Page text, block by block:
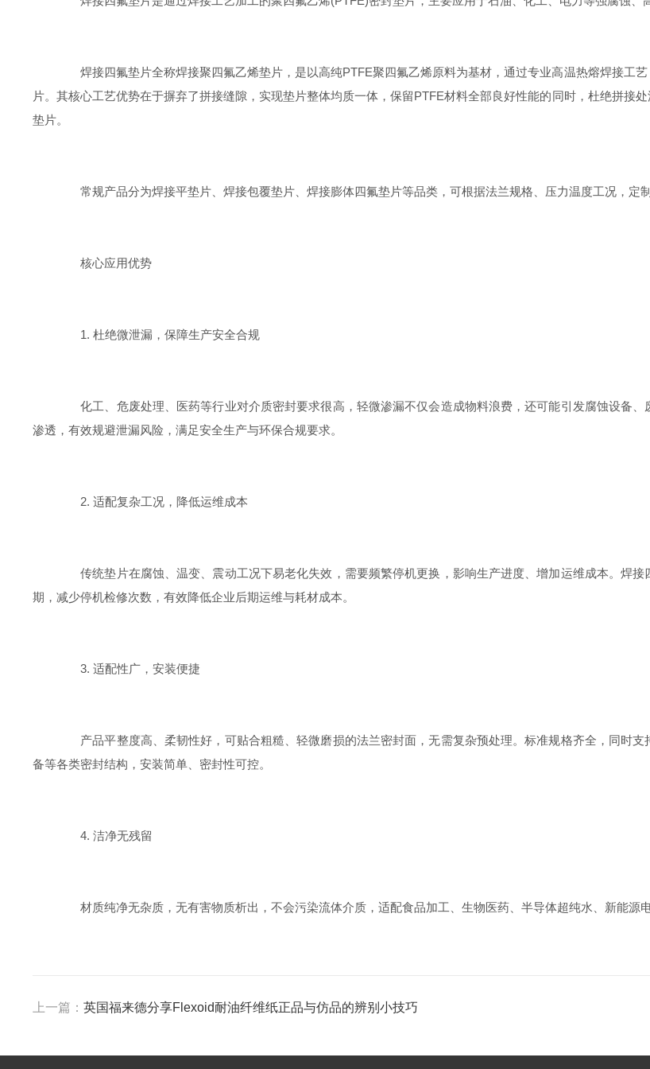
焊接四氟垫片全称焊接聚四氟乙烯垫片，是以高纯PTFE聚四氟乙烯原料为基材，通过专业高温热熔焊接工
片。其核心工艺优势在于摒弃了拼接缝隙，实现垫片整体均质一体，保留PTFE材料全部良好性能的同时，杜绝拼接
垫片。
常规产品分为焊接平垫片、焊接包覆垫片、焊接膨体四氟垫片等品类，可根据法兰规格、压力温度工况，定
核心应用优势
1. 杜绝微泄漏，保障生产安全合规
化工、危废处理、医药等行业对介质密封要求很高，轻微渗漏不仅会造成物料浪费，还可能引发腐蚀设备、
渗透，有效规避泄漏风险，满足安全生产与环保合规要求。
2. 适配复杂工况，降低运维成本
传统垫片在腐蚀、温变、震动工况下易老化失效，需要频繁停机更换，影响生产进度、增加运维成本。焊接
期，减少停机检修次数，有效降低企业后期运维与耗材成本。
3. 适配性广，安装便捷
产品平整度高、柔韧性好，可贴合粗糙、轻微磨损的法兰密封面，无需复杂预处理。标准规格齐全，同时支
备等各类密封结构，安装简单、密封性可控。
4. 洁净无残留
材质纯净无杂质，无有害物质析出，不会污染流体介质，适配食品加工、生物医药、半导体超纯水、新能源
上一篇： 英国福来德分享Flexoid耐油纤维纸正品与仿品的辨别小技巧